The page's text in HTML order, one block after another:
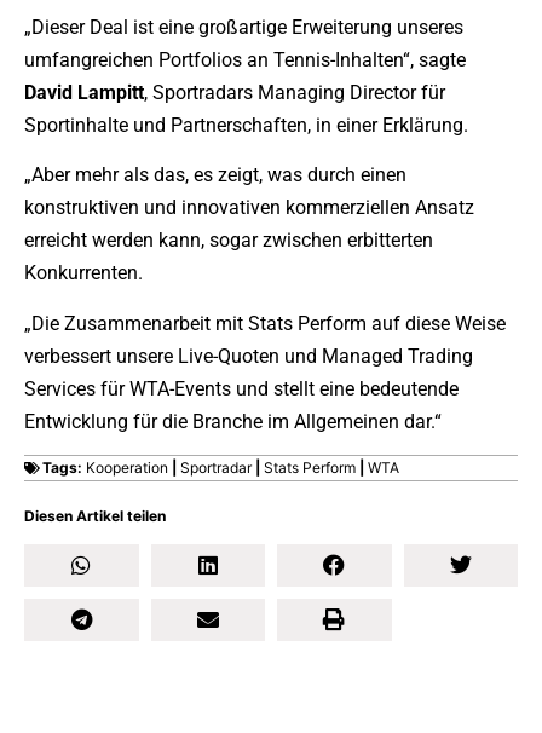
Diesen Artikel teilen
„Dieser Deal ist eine großartige Erweiterung unseres
umfangreichen Portfolios an Tennis-Inhalten“, sagte
David Lampitt, Sportradars Managing Director für
Sportinhalte und Partnerschaften, in einer Erklärung.
„Aber mehr als das, es zeigt, was durch einen
konstruktiven und innovativen kommerziellen Ansatz
erreicht werden kann, sogar zwischen erbitterten
Konkurrenten.
„Die Zusammenarbeit mit Stats Perform auf diese Weise
verbessert unsere Live-Quoten und Managed Trading
Services für WTA-Events und stellt eine bedeutende
Entwicklung für die Branche im Allgemeinen dar.“
Tags: Kooperation Sportradar| Stats Perform WTA